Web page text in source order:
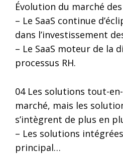
Évolution du marché
– Le SaaS continue
dans l’investissement
– Le SaaS moteur de la
processus RH.
04 Les solutions tout-
marché, mais les
s’intègrent de plus en
– Les solutions
principal…